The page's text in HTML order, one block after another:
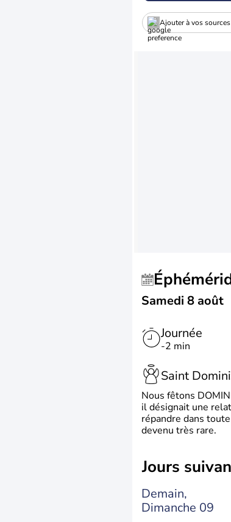
Ajouter à vos
Samedi 8 août
Journée
-2 min
Saint
Nous fêtons
il désignait une
répandre dans
devenu très rare.
jours
Demain,
Dimanche 09